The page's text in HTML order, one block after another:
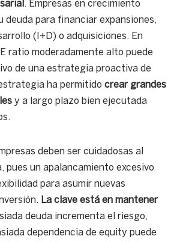
. Empresas en crecimiento
deuda para financiar expansiones,
(I+D) o adquisiciones. En
ratio moderadamente alto puede
de una estrategia proactiva de
ha permitido crear grandes
y a largo plazo bien ejecutada
deben ser cuidadosas al
pues un apalancamiento excesivo
para asumir nuevas
La clave está en mantener
deuda incrementa el riesgo,
dependencia de equity puede